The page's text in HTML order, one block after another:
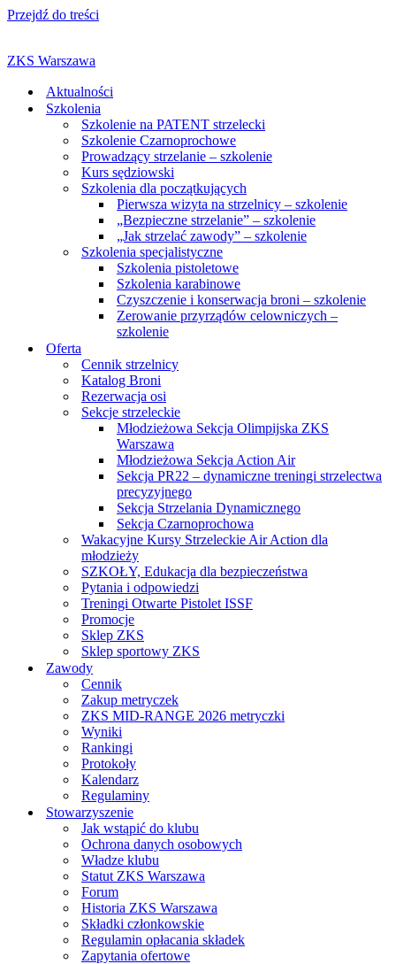
Przejdź do treści
ZKS Warszawa
Aktualności
Szkolenia
Szkolenie na PATENT strzelecki
Szkolenie Czarnoprochowe
Prowadzący strzelanie – szkolenie
Kurs sędziowski
Szkolenia dla początkujących
Pierwsza wizyta na strzelnicy – szkolenie
„Bezpieczne strzelanie” – szkolenie
„Jak strzelać zawody” – szkolenie
Szkolenia specjalistyczne
Szkolenia pistoletowe
Szkolenia karabinowe
Czyszczenie i konserwacja broni – szkolenie
Zerowanie przyrządów celowniczych –
szkolenie
Oferta
Cennik strzelnicy
Katalog Broni
Rezerwacja osi
Sekcje strzeleckie
Młodzieżowa Sekcja Olimpijska ZKS
Warszawa
Młodzieżowa Sekcja Action Air
Sekcja PR22 – dynamiczne treningi strzelectwa
precyzyjnego
Sekcja Strzelania Dynamicznego
Sekcja Czarnoprochowa
Wakacyjne Kursy Strzeleckie Air Action dla
młodzieży
SZKOŁY, Edukacja dla bezpieczeństwa
Pytania i odpowiedzi
Treningi Otwarte Pistolet ISSF
Promocje
Sklep ZKS
Sklep sportowy ZKS
Zawody
Cennik
Zakup metryczek
ZKS MID-RANGE 2026 metryczki
Wyniki
Rankingi
Protokoły
Kalendarz
Regulaminy
Stowarzyszenie
Jak wstąpić do klubu
Ochrona danych osobowych
Władze klubu
Statut ZKS Warszawa
Forum
Historia ZKS Warszawa
Składki członkowskie
Regulamin opłacania składek
Zapytania ofertowe